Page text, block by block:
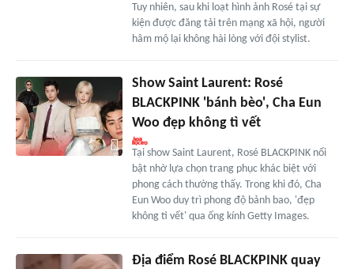
Tuy nhiên, sau khi loạt hình ảnh Rosé tại sự
kiện được đăng tải trên mạng xã hội, người
hâm mộ lại không hài lòng với đội stylist.
Show Saint Laurent: Rosé
BLACKPINK 'bánh bèo', Cha Eun
Woo đẹp không tì vết
Tại show Saint Laurent, Rosé BLACKPINK nổi
bật nhờ lựa chọn trang phục khác biệt với
phong cách thường thấy. Trong khi đó, Cha
Eun Woo duy trì phong độ bảnh bao, 'đẹp
không tì vết' qua ống kính Getty Images.
Địa điểm Rosé BLACKPINK quay